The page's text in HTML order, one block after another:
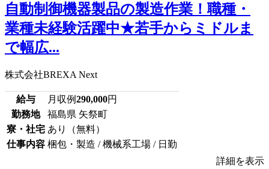
自動制御機器製品の製造作業！職種・
業種未経験活躍中★若手からミドルま
で幅広...
株式会社BREXA Next
給与 月収例290,000円
勤務地
福島県 矢祭町
寮・社宅 あり（無料）
仕事内容 梱包・製造 / 機械系工場 / 日勤
詳細を表示